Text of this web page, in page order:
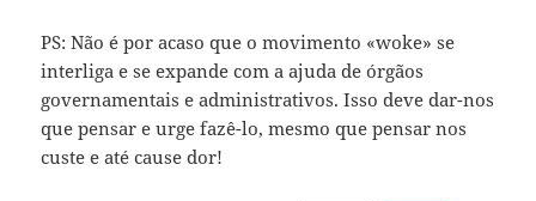
PS: Não é por acaso que o movimento «woke» se
interliga e se expande com a ajuda de órgãos
governamentais e administrativos. Isso deve dar-nos
que pensar e urge fazê-lo, mesmo que pensar nos
custe e até cause dor!